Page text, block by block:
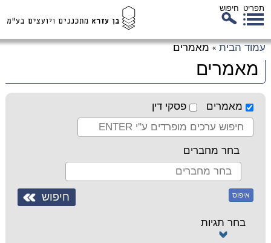
תפריט חיפוש
עמוד הבית » מאמרים
מאמרים
מאמרים פסקי דין
בחר מחברים
איפוס
בחר תגיות